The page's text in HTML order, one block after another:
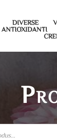
DIVERSE
ANTIOXIDANTI